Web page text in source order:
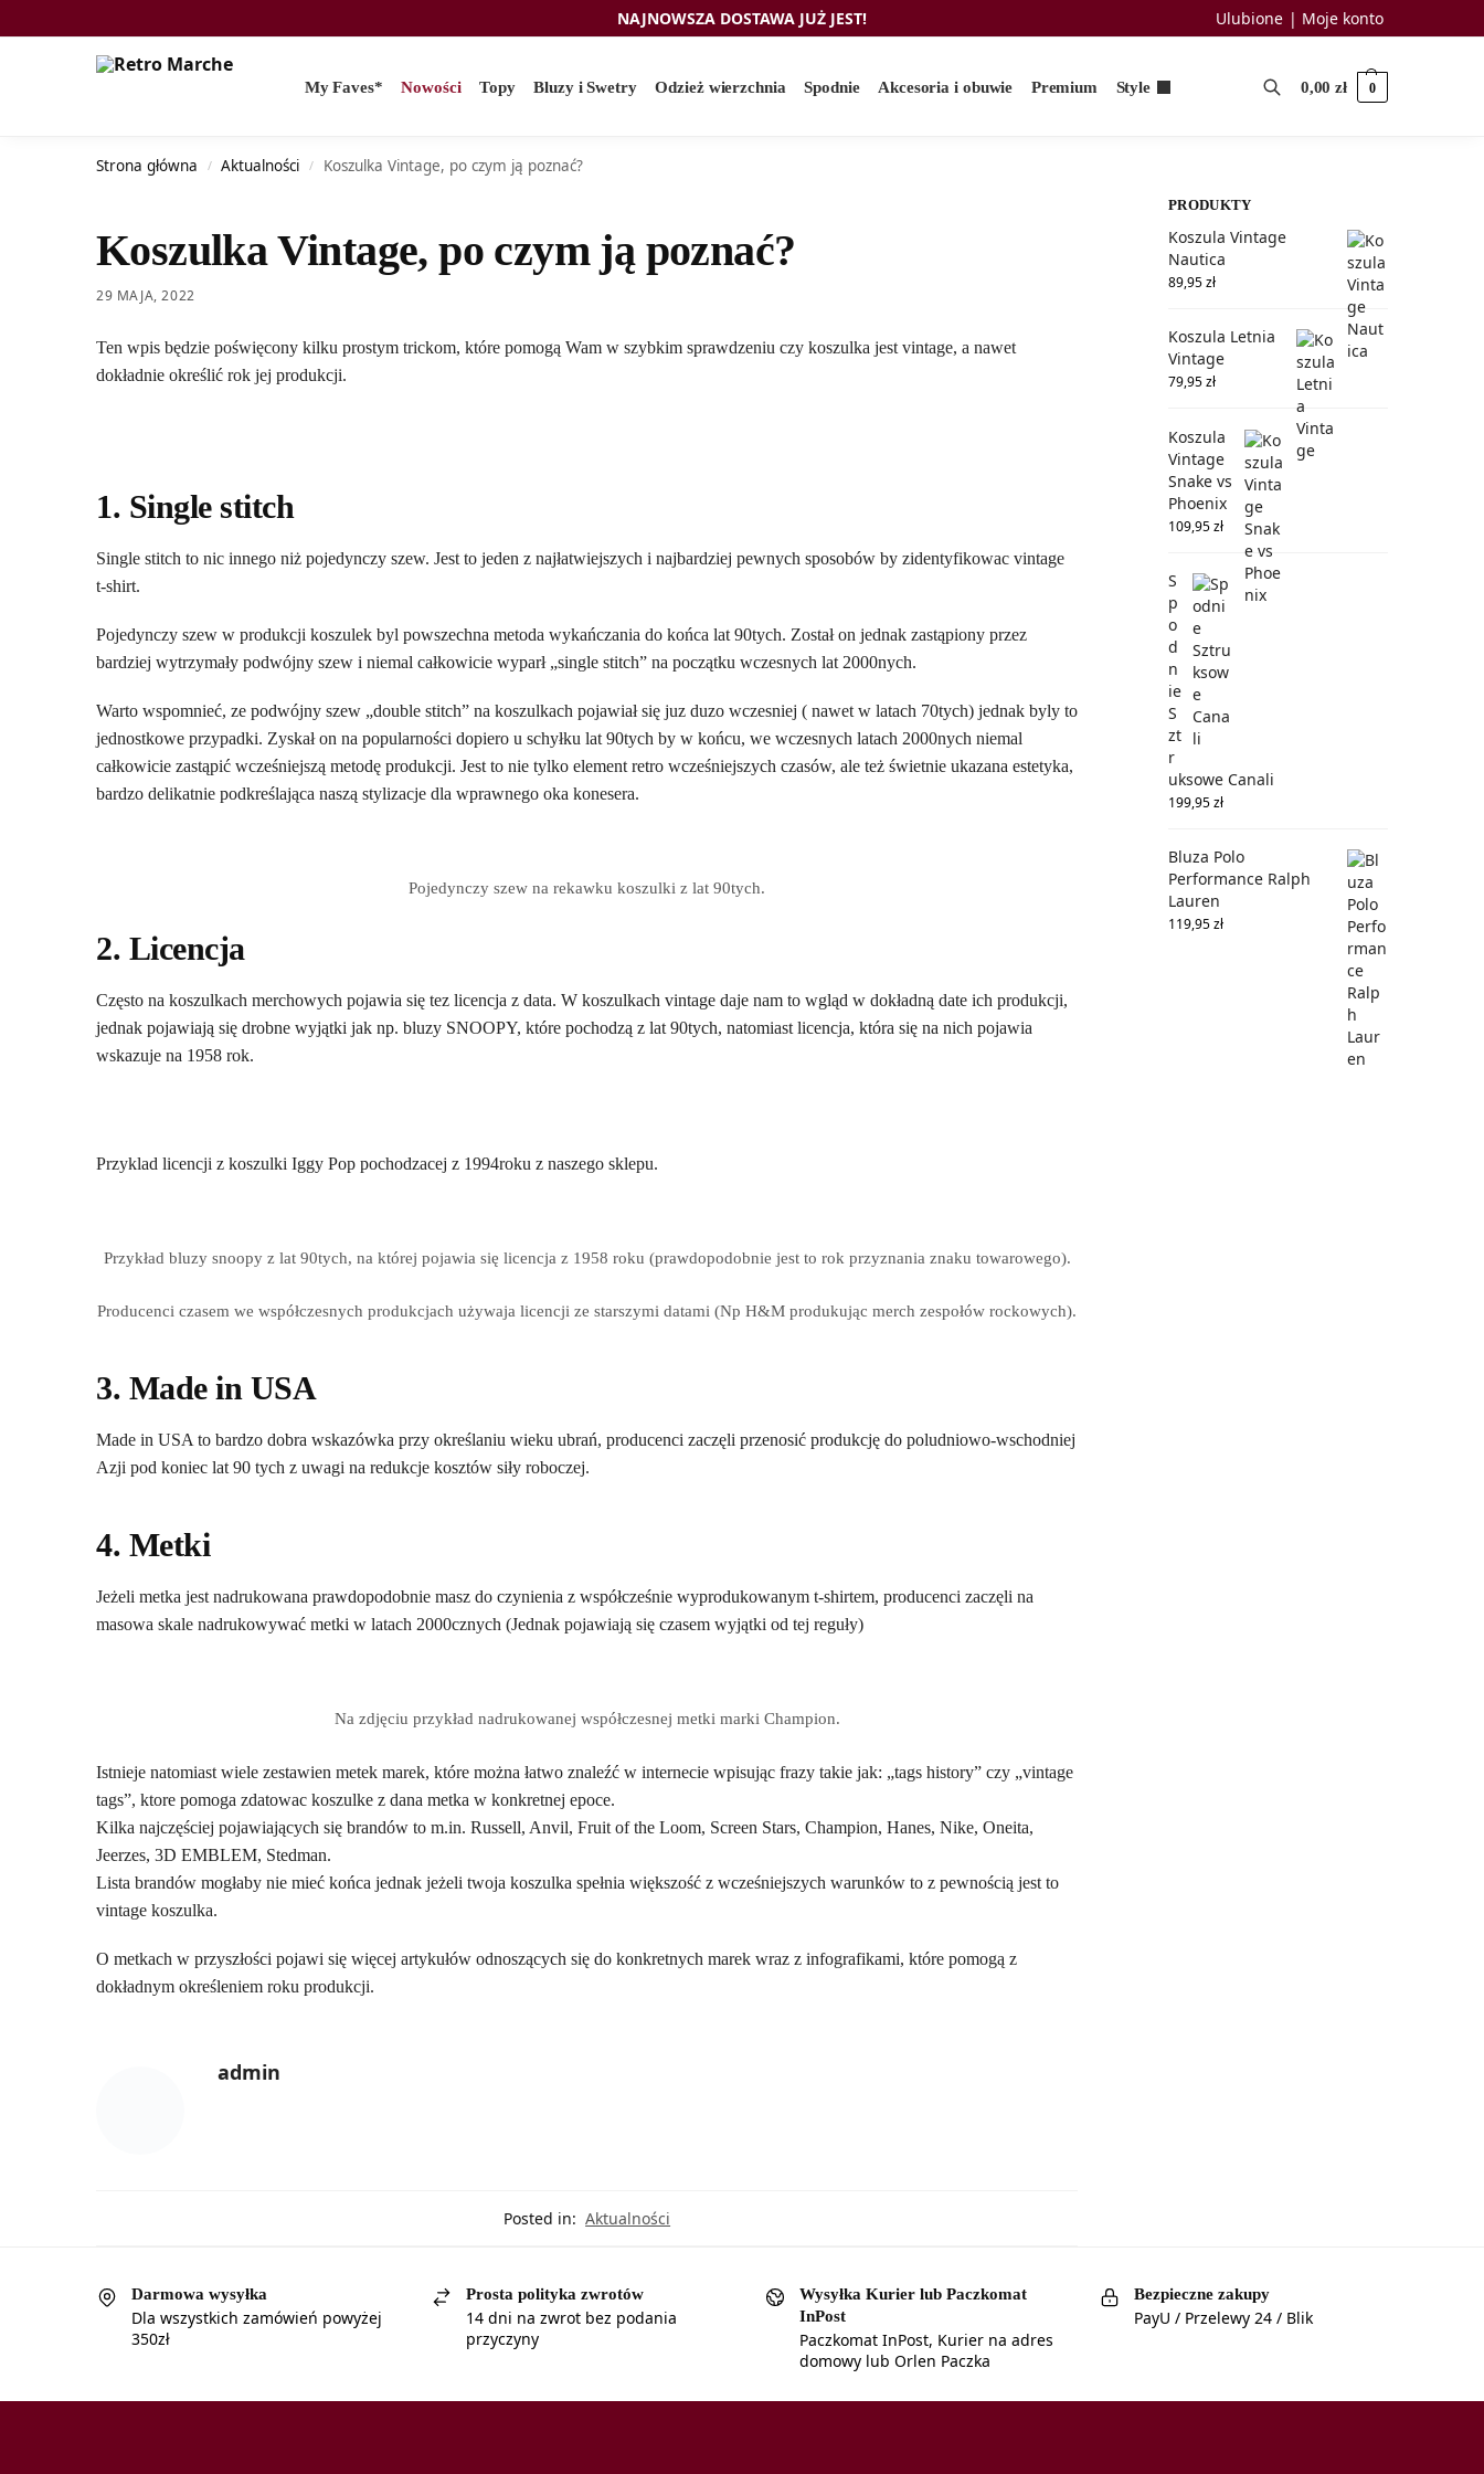
NAJNOWSZA DOSTAWA JUŻ JEST! Ulubione Moje konto
My Faves* Nowości Topy Bluzy i Swetry Odzież wierzchnia Spodnie Akcesoria i obuwie Premium Style
Search
0,00zł 0
Strona główna / Aktualności / Koszulka Vintage, po czym ją poznać?
Koszulka Vintage, po czym ją poznać?
29 MAJA, 2022
Ten wpis będzie poświęcony kilku prostym trickom, które pomogą Wam w szybkim sprawdzeniu czy koszulka jest vintage, a nawet
dokładnie określić rok jej produkcji.
1. Single stitch
Single stitch to nic innego niż pojedynczy szew. Jest to jeden z najłatwiejszych i najbardziej pewnych sposobów by zidentyfikowac vintage
t-shirt.
Pojedynczy szew w produkcji koszulek byl powszechna metoda wykańczania do końca lat 90tych. Został on jednak zastąpiony przez
bardziej wytrzymały podwójny szew i niemal całkowicie wyparł „single stitch” na początku wczesnych lat 2000nych.
Warto wspomnieć, ze podwójny szew „double stitch” na koszulkach pojawiał się juz duzo wczesniej ( nawet w latach 70tych) jednak byly to
jednostkowe przypadki. Zyskał on na popularności dopiero u schyłku lat 90tych by w końcu, we wczesnych latach 2000nych niemal
całkowicie zastąpić wcześniejszą metodę produkcji. Jest to nie tylko element retro wcześniejszych czasów, ale też świetnie ukazana estetyka,
bardzo delikatnie podkreślająca naszą stylizacje dla wprawnego oka konesera.
Pojedynczy szew na rekawku koszulki z lat 90tych.
2. Licencja
Często na koszulkach merchowych pojawia się tez licencja z data. W koszulkach vintage daje nam to wgląd w dokładną date ich produkcji,
jednak pojawiają się drobne wyjątki jak np. bluzy SNOOPY, które pochodzą z lat 90tych, natomiast licencja, która się na nich pojawia
wskazuje na 1958 rok.
Przyklad licencji z koszulki Iggy Pop pochodzacej z 1994roku z naszego sklepu.
Przykład bluzy snoopy z lat 90tych, na której pojawia się licencja z 1958 roku (prawdopodobnie jest to rok przyznania znaku towarowego).
Producenci czasem we współczesnych produkcjach używaja licencji ze starszymi datami (Np H&M produkując merch zespołów rockowych).
3. Made in USA
Made in USA to bardzo dobra wskazówka przy określaniu wieku ubrań, producenci zaczęli przenosić produkcję do poludniowo-wschodniej
Azji pod koniec lat 90 tych z uwagi na redukcje kosztów siły roboczej.
4. Metki
Jeżeli metka jest nadrukowana prawdopodobnie masz do czynienia z współcześnie wyprodukowanym t-shirtem, producenci zaczęli na
masowa skale nadrukowywać metki w latach 2000cznych (Jednak pojawiają się czasem wyjątki od tej reguły)
Na zdjęciu przykład nadrukowanej współczesnej metki marki Champion.
Istnieje natomiast wiele zestawien metek marek, które można łatwo znaleźć w internecie wpisując frazy takie jak: „tags history” czy „vintage
tags”, ktore pomoga zdatowac koszulke z dana metka w konkretnej epoce.
Kilka najczęściej pojawiających się brandów to m.in. Russell, Anvil, Fruit of the Loom, Screen Stars, Champion, Hanes, Nike, Oneita,
Jeerzes, 3D EMBLEM, Stedman.
Lista brandów mogłaby nie mieć końca jednak jeżeli twoja koszulka spełnia większość z wcześniejszych warunków to z pewnością jest to
vintage koszulka.
O metkach w przyszłości pojawi się więcej artykułów odnoszących się do konkretnych marek wraz z infografikami, które pomogą z
dokładnym określeniem roku produkcji.
admin
Posted in: Aktualności
PRODUKTY
Koszula Vintage
Nautica
89,95zł
Koszula Letnia
Vintage
79,95zł
Koszula
Vintage
Snake vs
Phoenix
109,95zł
S
p
o
d
n
ie
S
zt
r
uksowe Canali
199,95zł
Bluza Polo
Performance Ralph
Lauren
119,95zł
Darmowa wysyłka
Dla wszystkich zamówień powyżej
350zł
Prosta polityka zwrotów
14 dni na zwrot bez podania
przyczyny
Wysyłka Kurier lub Paczkomat
InPost
Paczkomat InPost, Kurier na adres
domowy lub Orlen Paczka
Bezpieczne zakupy
PayU / Przelewy 24 / Blik